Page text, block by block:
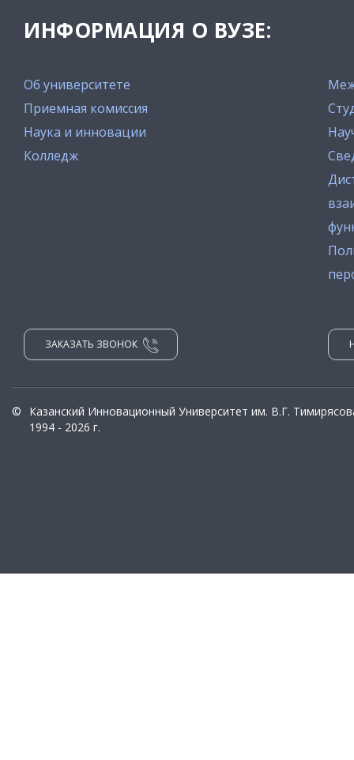
ИНФОРМАЦИЯ О ВУЗЕ:
Об университете
Приемная комиссия
Наука и инновации
Колледж
ЗАКАЗАТЬ ЗВОНОК
©
Казанский Инновационный Университет им. В.Г.
1994 - 2026 г.